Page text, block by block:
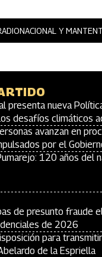
Y
presenta nueva
desafíos climáticos
avanzan en
por el
120 años del
de presunto fraude
de 2026
para
de la Espriella